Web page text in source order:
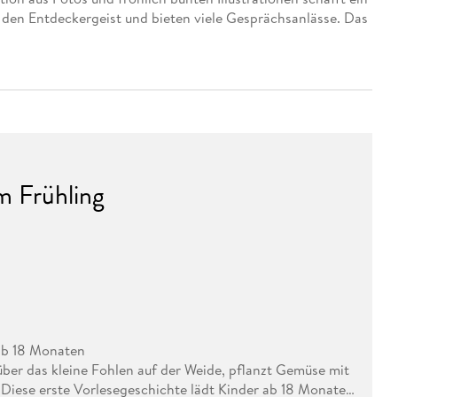
Entdeckergeist und bieten viele Gesprächsanlässe. Das
Frühling
18 Monaten
das kleine Fohlen auf der Weide, pflanzt Gemüse mit
erste Vorlesegeschichte lädt Kinder ab 18 Monaten